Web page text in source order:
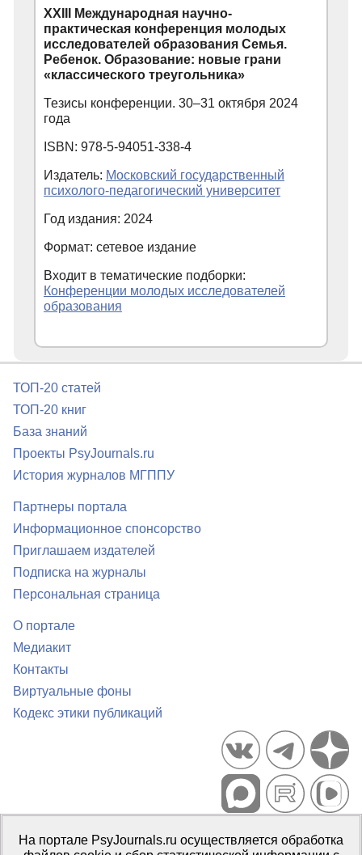
XXIII Международная научно-
практическая конференция молодых
исследователей образования Семья.
Ребенок. Образование: новые грани
«классического треугольника»
Тезисы конференции. 30–31 октября 2024
года
ISBN: 978-5-94051-338-4
Издатель: Московский государственный
психолого-педагогический университет
Год издания: 2024
Формат: сетевое издание
Входит в тематические подборки:
Конференции молодых исследователей
образования
ТОП-20 статей
ТОП-20 книг
База знаний
Проекты PsyJournals.ru
История журналов МГППУ
Партнеры портала
Информационное спонсорство
Приглашаем издателей
Подписка на журналы
Персональная страница
О портале
Медиакит
Контакты
Виртуальные фоны
Кодекс этики публикаций
Портал психологических изданий PsyJournals.ru, 2007–2026
Правила использования материалов
На портале PsyJournals.ru осуществляется обработка